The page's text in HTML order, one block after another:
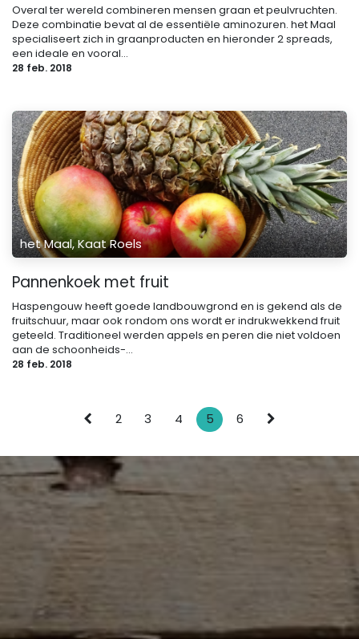
Overal ter wereld combineren mensen graan et peulvruchten.
Deze combinatie bevat al de essentiële aminozuren. het Maal
specialiseert zich in graanproducten en hieronder 2 spreads,
een ideale en vooral...
28 feb. 2018
het Maal, Kaat Roels
Pannenkoek met fruit
Haspengouw heeft goede landbouwgrond en is gekend als de
fruitschuur, maar ook rondom ons wordt er indrukwekkend fruit
geteeld. Traditioneel werden appels en peren die niet voldoen
aan de schoonheids-...
28 feb. 2018
2 3 4 5 6